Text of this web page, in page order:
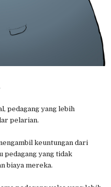
pedagang yang lebih
pelarian.
keuntungan dari
pedagang yang tidak
biaya mereka.